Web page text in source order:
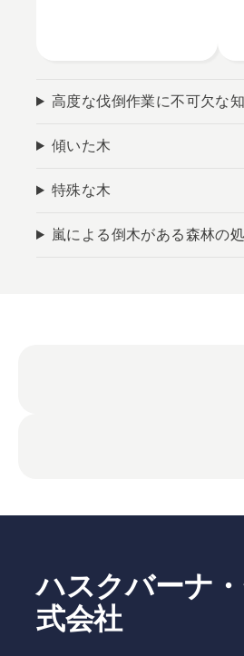
高度な伐倒作業に不可欠な
傾いた木
特殊な木
嵐による倒木がある森林の
ハスクバーナ
式会社